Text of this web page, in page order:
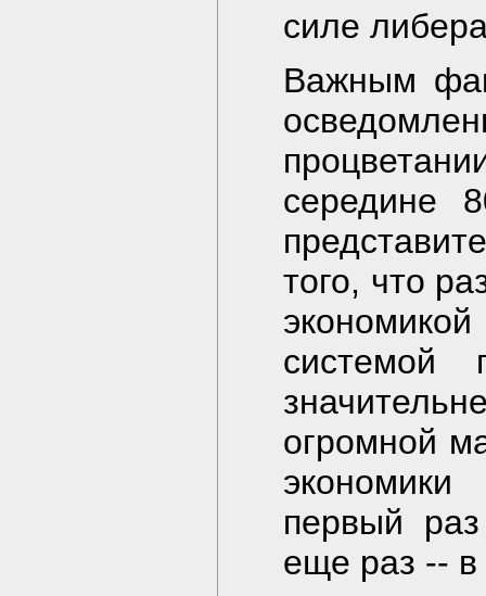
силе
Важным
середине
того, что
системой
огромной
первый
еще раз -- в